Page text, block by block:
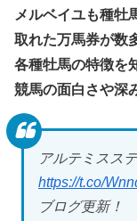
メルベイユも種牡
取れた万馬券が数
各種牡馬の特徴を
競馬の面白さや深
アルテミスス
https://t.co/
ブログ更新！